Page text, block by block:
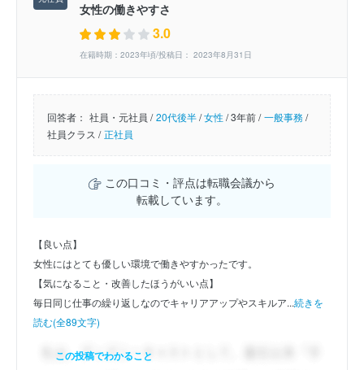
女性の働きやすさ
3.0
在籍時期：2023年頃/投稿日： 2023年8月31日
回答者： 社員・元社員 / 20代後半/女性/3年前 / 一般事務/
社員クラス / 正社員
この口コミ・評点は転職会議から
転載しています。
【良い点】
女性にはとても優しい環境で働きやすかったです。
【気になること・改善したほうがいい点】
毎日同じ仕事の繰り返しなのでキャリアアップやスキルア...続きを
読む(全89文字)
この投稿でわかること